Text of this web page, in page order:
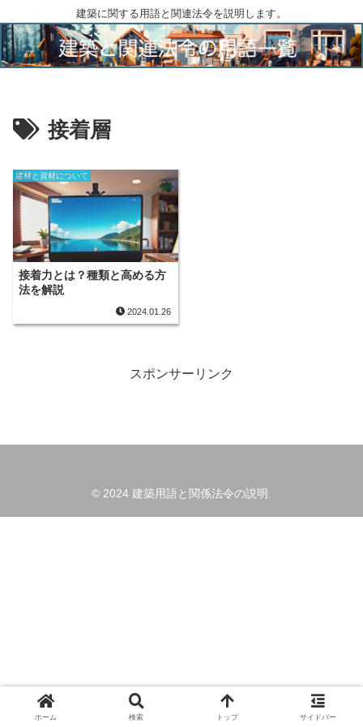
建築に関する用語と関連法令を説明します。
接着層
建材と資材について
接着力とは？種類と高める方
法を解説
2024.01.26
スポンサーリンク
© 2024 建築用語と関係法令の説明.
ホーム 検索 トップ サイドバー